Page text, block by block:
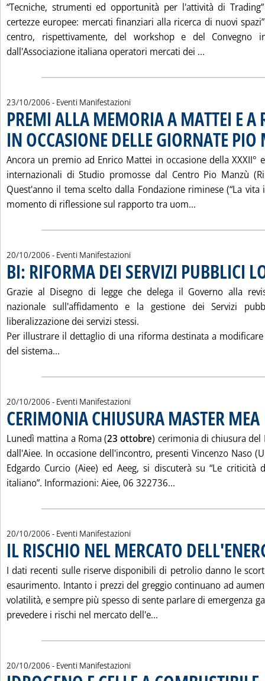
“Tecniche, strumenti ed opportunità per l'attività di
certezze europee: mercati finanziari alla ricerca di nuovi
centro, rispettivamente, del workshop e del Convegno
dall'Associazione italiana operatori mercati dei ...
23/10/2006 - Eventi Manifestazioni
PREMI ALLA MEMORIA A MATTEI E A
IN OCCASIONE DELLE GIORNATE
Ancora un premio ad Enrico Mattei in occasione della XXXII°
internazionali di Studio promosse dal Centro Pio Manzù
Quest'anno il tema scelto dalla Fondazione riminese (“La
momento di riflessione sul rapporto tra uom...
20/10/2006 - Eventi Manifestazioni
BI: RIFORMA DEI SERVIZI PUBBLICI
Grazie al Disegno di legge che delega il Governo alla
nazionale sull'affidamento e la gestione dei Servizi
liberalizzazione dei servizi stessi.
Per illustrare il dettaglio di una riforma destinata a
del sistema...
20/10/2006 - Eventi Manifestazioni
CERIMONIA CHIUSURA MASTER MEA
Lunedì mattina a Roma (23 ottobre) cerimonia di chiusura del
dall'Aiee. In occasione dell'incontro, presenti Vincenzo Naso
Edgardo Curcio (Aiee) ed Aeeg, si discuterà su “Le criticità
italiano”. Informazioni: Aiee, 06 322736...
20/10/2006 - Eventi Manifestazioni
IL RISCHIO NEL MERCATO
I dati recenti sulle riserve disponibili di petrolio danno le
esaurimento. Intanto i prezzi del greggio continuano ad
volatilità, e sempre più spesso di sente parlare di emergenza
prevedere i rischi nel mercato dell'e...
20/10/2006 - Eventi Manifestazioni